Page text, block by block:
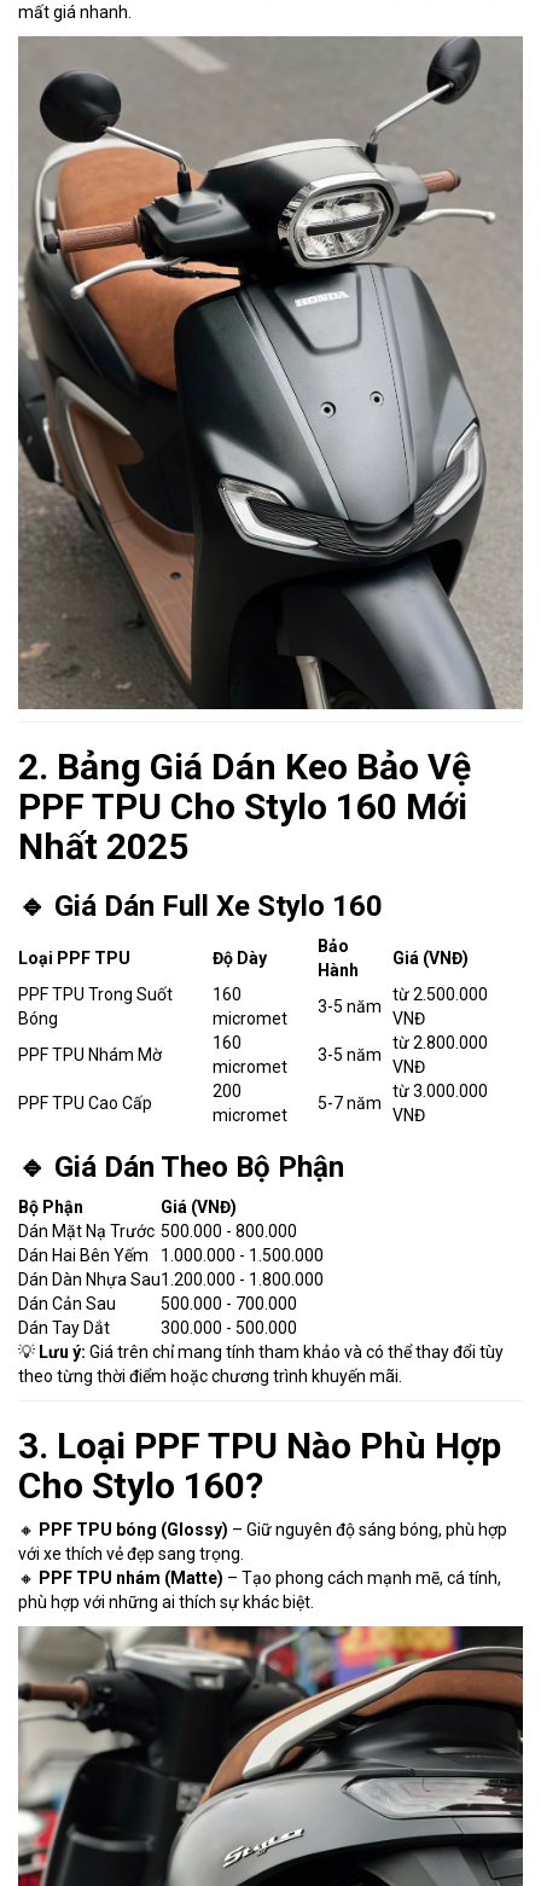
mất giá nhanh.
2. Bảng Giá Dán Keo Bảo Vệ
PPF TPU Cho Stylo 160 Mới
Nhất 2025
🔹 Giá Dán Full Xe Stylo 160
Loại PPF TPU Độ Dày
Bảo
Hành
Giá (VNĐ)
PPF TPU Trong Suốt
Bóng
160
micromet
3-5 năm
từ 2.500.000
VNĐ
PPF TPU Nhám Mờ
160
micromet
3-5 năm
từ 2.800.000
VNĐ
PPF TPU Cao Cấp
200
micromet
5-7 năm
từ 3.000.000
VNĐ
🔹 Giá Dán Theo Bộ Phận
Bộ Phận
Giá (VNĐ)
Dán Mặt Nạ Trước 500.000 - 800.000
Dán Hai Bên Yếm
1.000.000 - 1.500.000
Dán Dàn Nhựa Sau1.200.000 - 1.800.000
Dán Cản Sau
500.000 - 700.000
Dán Tay Dắt
300.000 - 500.000
💡 Lưu ý: Giá trên chỉ mang tính tham khảo và có thể thay đổi tùy
theo từng thời điểm hoặc chương trình khuyến mãi.
3. Loại PPF TPU Nào Phù Hợp
Cho Stylo 160?
🔸 PPF TPU bóng (Glossy) – Giữ nguyên độ sáng bóng, phù hợp
với xe thích vẻ đẹp sang trọng.
🔸 PPF TPU nhám (Matte) – Tạo phong cách mạnh mẽ, cá tính,
phù hợp với những ai thích sự khác biệt.